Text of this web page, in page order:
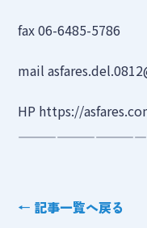
fax 06-6485-5786
mail
HP https://
← 記事一覧へ戻る